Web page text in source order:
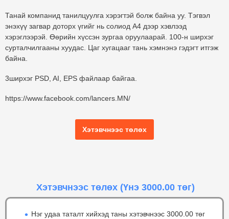
Танай компанид танилцуулга хэрэгтэй болж байна уу. Тэгвэл
энэхүү загвар доторх үгийг нь солиод А4 дээр хэвлээд
хэрэглээрэй. Өөрийн хүссэн зургаа оруулаарай. 100-н ширхэг
сурталчилгааны хуудас. Цаг хугацааг тань хэмнэнэ гэдэгт итгэж
байна.
3ширхэг PSD, AI, EPS файлаар байгаа.
https://www.facebook.com/lancers.MN/
Хэтэвчнээс төлөх
Хэтэвчнээс төлөх (Үнэ 3000.00 төг)
Нэг удаа таталт хийхэд таны хэтэвчнээс 3000.00 төг